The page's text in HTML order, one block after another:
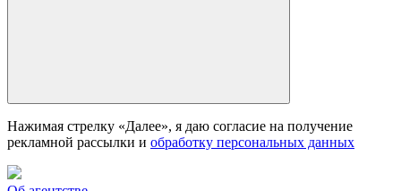
Нажимая стрелку «Далее», я даю согласие на получение
рекламной рассылки и обработку персональных данных